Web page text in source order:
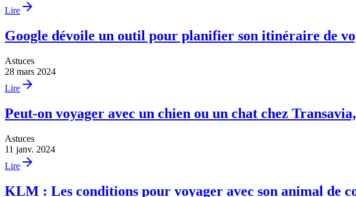
Lire
Google dévoile un outil pour planifier son itinéraire de
Astuces
28 mars 2024
Lire
Peut-on voyager avec un chien ou un chat chez
Astuces
11 janv. 2024
Lire
KLM : Les conditions pour voyager avec son animal de